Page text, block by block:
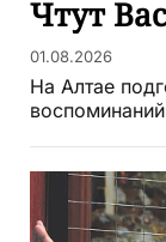
Чтут
01.08.2026
На Алтае